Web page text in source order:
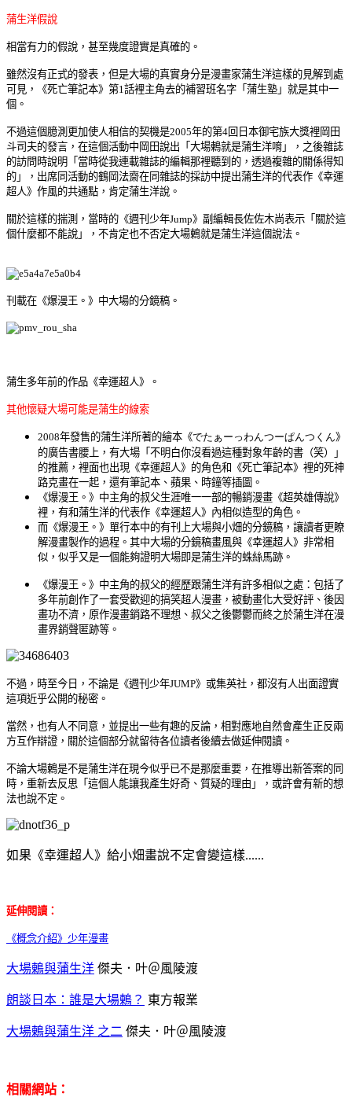
蒲生洋假說
相當有力的假說，甚至幾度證實是真確的。
雖然沒有正式的發表，但是大場的真實身分是漫畫家蒲生洋這樣的見解到處
可見，《死亡筆記本》第1話裡主角去的補習班名字「 蒲生塾 」就是其中一
個。
不過這個臆測更加使人相信的契機是2005年的第4回 日本御宅族大獎裡岡田
斗司夫的發言 ，在這個活動中岡田說出「大場鶇就是蒲生洋唷」，之後雜誌
的訪問時說明「當時從我連載雜誌的編輯那裡聽到的，透過複雜的關係得知
的」，出席同活動的鶴岡法齋在同雜誌的採訪中提出蒲生洋的代表作《幸運
超人 》作風的共通點，肯定蒲生洋說。
關於這樣的揣測，當時的《週刊少年Jump》副編輯長佐佐木尚表示「關於這
個什麼都不能說」，不肯定也不否定大場鶇就是蒲生洋這個說法 。
刊載在 《爆漫王。》中大場的分鏡稿。
蒲生多年前的作品《幸運超人》。
其他懷疑大場可能是蒲生的線索
2008年發售的蒲生洋所著的繪本《でたぁーっわんつーぱんつくん》
的廣告書腰上，有大場「不明白你沒看過這種對象年齡的書（笑）」
的推薦，裡面也出現《幸運超人》的角色和《死亡筆記本》裡的死神
路克畫在一起，還有筆記本、蘋果、時鐘等插圖。
《爆漫王。》中主角的叔父生涯唯一一部的暢銷漫畫《超英雄傳說》
裡，有和蒲生洋的代表作《幸運超人》內相似造型的角色。
而《爆漫王。》單行本中的有刊上大場與小畑的分鏡稿，讓讀者更瞭
解漫畫製作的過程。其中大場的分鏡稿畫風與《幸運超人》非常相
似，似乎又是一個能夠證明大場即是蒲生洋的蛛絲馬跡。
《爆漫王。》中主角的叔父的經歷跟蒲生洋有許多相似之處：包括了
多年前創作了一套受歡迎的搞笑超人漫畫，被動畫化大受好評、後因
畫功不濟，原作漫畫銷路不理想、叔父之後鬱鬱而終之於蒲生洋在漫
畫界銷聲匿跡等。
不過，時至今日，不論是《週刊少年JUMP》或集英社，都沒有人出面證實
這項近乎公開的秘密。
當然，也有人不同意，並提出一些有趣的反論，相對應地自然會產生正反兩
方互作辯證，關於這個部分就留待各位讀者後續去做延伸閱讀。
不論大場鶇是不是蒲生洋在現今似乎已不是那麼重要，在推導出新答案的同
時，重新去反思「這個人能讓我產生好奇、質疑的理由」，或許會有新的想
法也說不定。
如果《幸運超人》給小畑畫說不定會變這樣......
延伸閱讀：
《概念介紹》少年漫畫
大場鶇與蒲生洋 傑夫．叶＠風陵渡
朗談日本：誰是大場鶇？ 東方報業
大場鶇與蒲生洋 之二 傑夫．叶＠風陵渡
相關網站：